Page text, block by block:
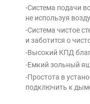
-Система подачи
не используя
-Система чистое
и заботится о
-Высокий КПД
-Емкий зольный
-Простота в
подключить к